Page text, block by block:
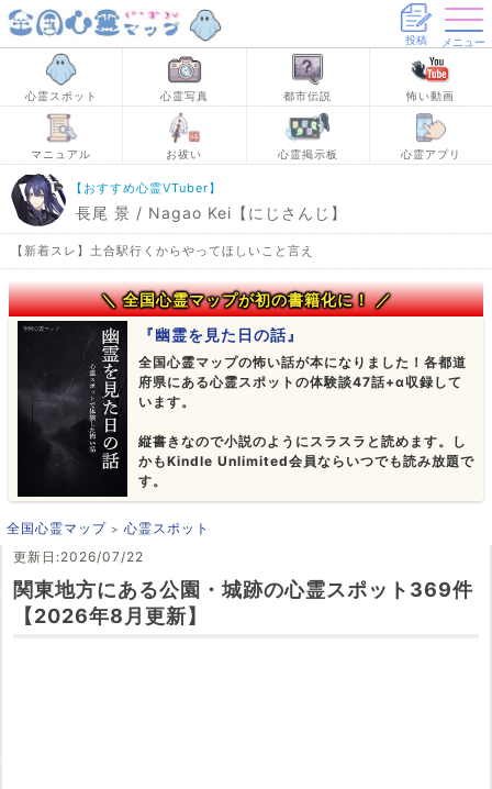
投稿 メニュー
心霊スポット 心霊写真 都市伝説 怖い動画
マニュアル お祓い 心霊掲示板 心霊アプリ
【おすすめ心霊VTuber】
長尾 景 / Nagao Kei【にじさんじ】
【新着スレ】土合駅行くからやってほしいこと言え
＼ 全国心霊マップが初の書籍化に！ ／
『幽霊を見た日の話』
全国心霊マップの怖い話が本になりました！各都道
府県にある心霊スポットの体験談47話+α収録して
います。
縦書きなので小説のようにスラスラと読めます。し
かもKindle Unlimited会員ならいつでも読み放題で
す。
全国心霊マップ
心霊スポット
更新日:2026/07/22
関東地方にある公園・城跡の心霊スポット369件
【2026年8月更新】